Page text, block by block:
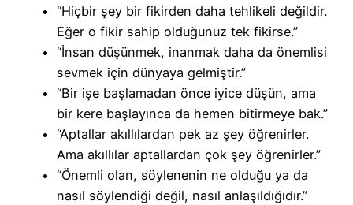
“Hiçbir şey bir fikirden daha tehlikeli değildir.
Eğer o fikir sahip olduğunuz tek fikirse.”
“İnsan düşünmek, inanmak daha da önemlisi
sevmek için dünyaya gelmiştir.”
“Bir işe başlamadan önce iyice düşün, ama
bir kere başlayınca da hemen bitirmeye bak.”
“Aptallar akıllılardan pek az şey öğrenirler.
Ama akıllılar aptallardan çok şey öğrenirler.”
“Önemli olan, söylenenin ne olduğu ya da
nasıl söylendiği değil, nasıl anlaşıldığıdır.”